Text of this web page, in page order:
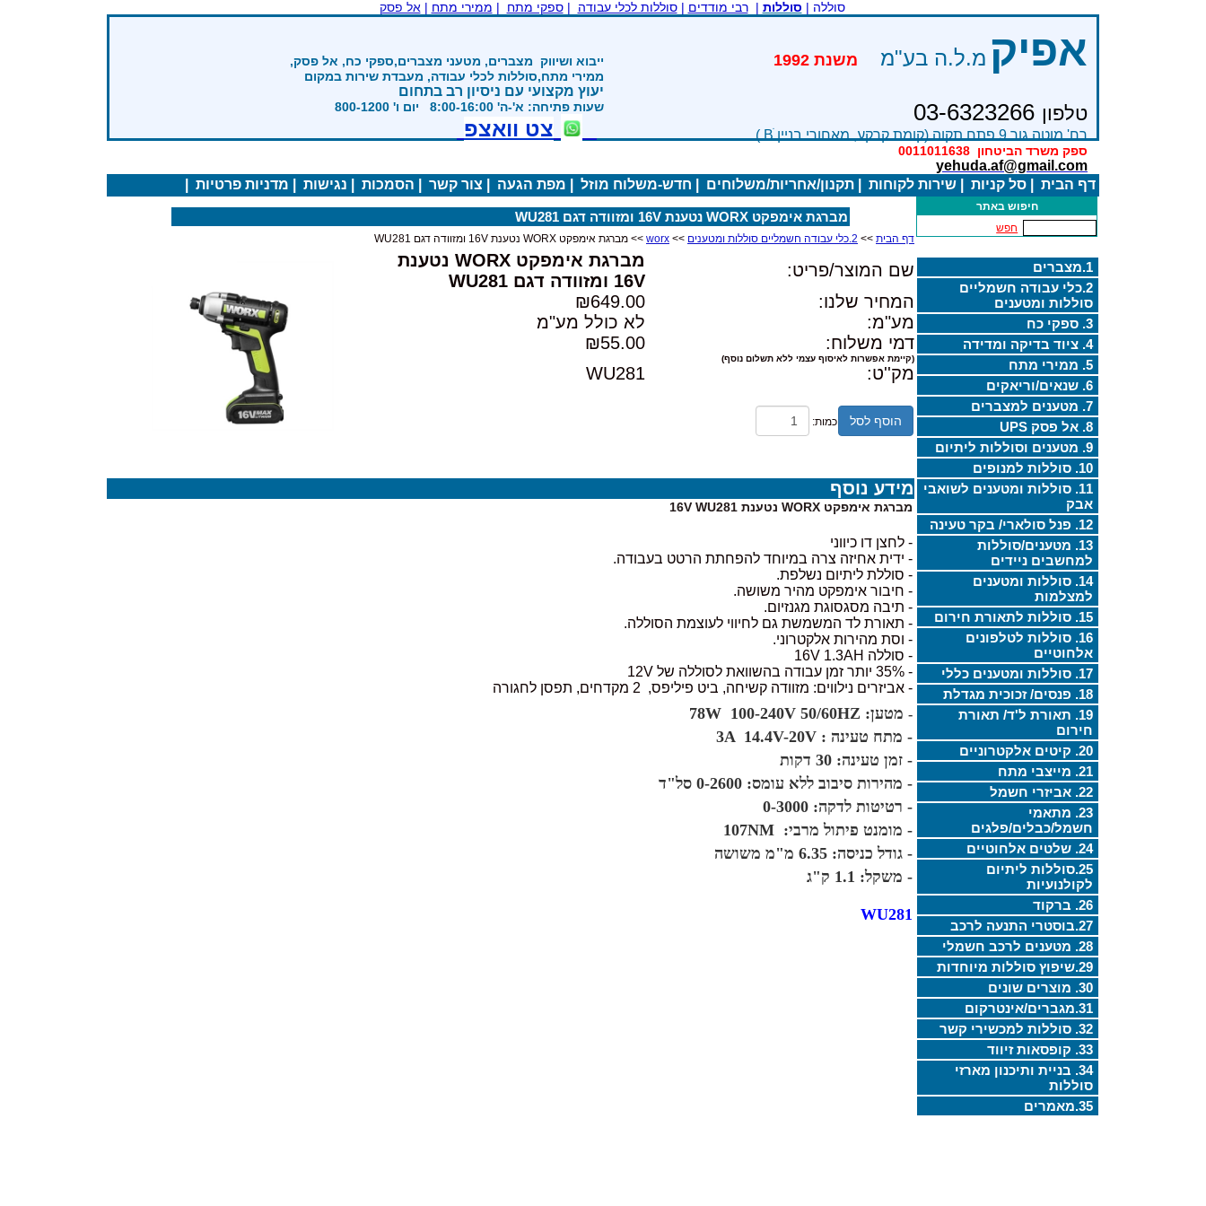
סוללה | סוללות |רבי מודדים |סוללות לכלי עבודה |ספקי מתח | ממירי מתח |אל פסק
אפיק מ.ל.ה בע"מ
טלפון 03-6323266
רח' מוטה גור 9 פתח תקוה (קומת קרקע, מאחורי בניין Bׂ )
ספק משרד הביטחון 0011011638
yehuda.af@gmail.com
ייבוא ושיווק מצברים, מטעני מצברים,ספקי כח, אל פסק,
ממירי מתח,סוללות לכלי עבודה, מעבדת שירות במקום
יעוץ מקצועי עם ניסיון רב בתחום
שעות פתיחה: א'-ה' 8:00-16:00 יום ו' 800-1200
צט וואצפ
דף הבית סל קניות שירות לקוחות תקנון/אחריות/משלוחים חדש-משלוח מוזל מפת הגעה צור קשר הסמכות נגישות מדניות פרטיות
חיפוש באתר
חפש
1.מצברים
2.כלי עבודה חשמליים
סוללות ומטענים
3. ספקי כח
4. ציוד בדיקה ומדידה
5. ממירי מתח
6. שנאים/וריאקים
7. מטענים למצברים
8. אל פסק UPS
9. מטענים וסוללות ליתיום
10. סוללות למנופים
11. סוללות ומטענים לשואבי
אבק
12. פנל סולארי/ בקר טעינה
13. מטענים/סוללות
למחשבים ניידים
14. סוללות ומטענים
למצלמות
15. סוללות לתאורת חירום
16. סוללות לטלפונים
אלחוטיים
17. סוללות ומטענים כללי
18. פנסים/ זכוכית מגדלת
19. תאורת ל'ד/ תאורת
חירום
20. קיטים אלקטרוניים
21. מייצבי מתח
22. אביזרי חשמל
23. מתאמי
חשמל/כבלים/פלגים
24. שלטים אלחוטיים
25.סוללות ליתיום
לקולנועיות
26. ברקוד
27.בוסטרי התנעה לרכב
28. מטענים לרכב חשמלי
29.שיפוץ סוללות מיוחדות
30. מוצרים שונים
31.מגברים/אינטרקום
32. סוללות למכשירי קשר
33. קופסאות זיווד
34. בניית ותיכנון מארזי
סוללות
35.מאמרים
מברגת אימפקט WORX נטענת 16V ומזוודה דגם WU281
דף הבית >> 2.כלי עבודה חשמליים סוללות ומטענים >>
worx >> מברגת אימפקט WORX נטענת 16V ומזוודה דגם WU281
שם המוצר/פריט:
מברגת אימפקט WORX נטענת
16V ומזוודה דגם WU281
המחיר שלנו:
₪649.00
מע"מ:
לא כולל מע"מ
דמי משלוח:
₪55.00
(קיימת אפשרות לאיסוף עצמי ללא תשלום נוסף)
מק''ט: WU281
הוסף לסל כמות:
מידע נוסף
מברגת אימפקט WORX נטענת 16V WU281
- לחצן דו כיווני
- ידית אחיזה צרה במיוחד להפחתת הרטט בעבודה.
- סוללת ליתיום נשלפת.
- חיבור אימפקט מהיר משושה.
- תיבה מסגסוגת מגנזיום.
- תאורת לד המשמשת גם לחיווי לעוצמת הסוללה.
- וסת מהירות אלקטרוני.
- סוללה 16V 1.3AH
- 35% יותר זמן עבודה בהשוואת לסוללה של 12V
- אביזרים נילווים: מזוודה קשיחה, ביט פיליפס, 2 מקדחים, תפסן לחגורה
- מטען: 78W 100-240V 50/60HZ
- מתח טעינה : 3A 14.4V-20V
- זמן טעינה: 30 דקות
- מהירות סיבוב ללא עומס: 0-2600 סל"ד
- רטיטות לדקה: 0-3000
- מומנט פיתול מרבי: 107NM
- גודל כניסה: 6.35 מ"מ משושה
- משקל: 1.1 ק"ג
WU281